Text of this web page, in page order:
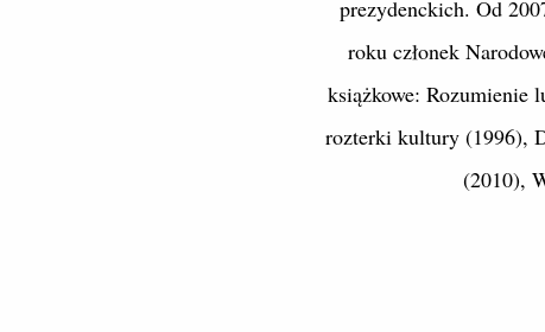
prezydenckich. Od
roku członek
książkowe: Rozumienie
rozterki kultury (1996),
(2010),